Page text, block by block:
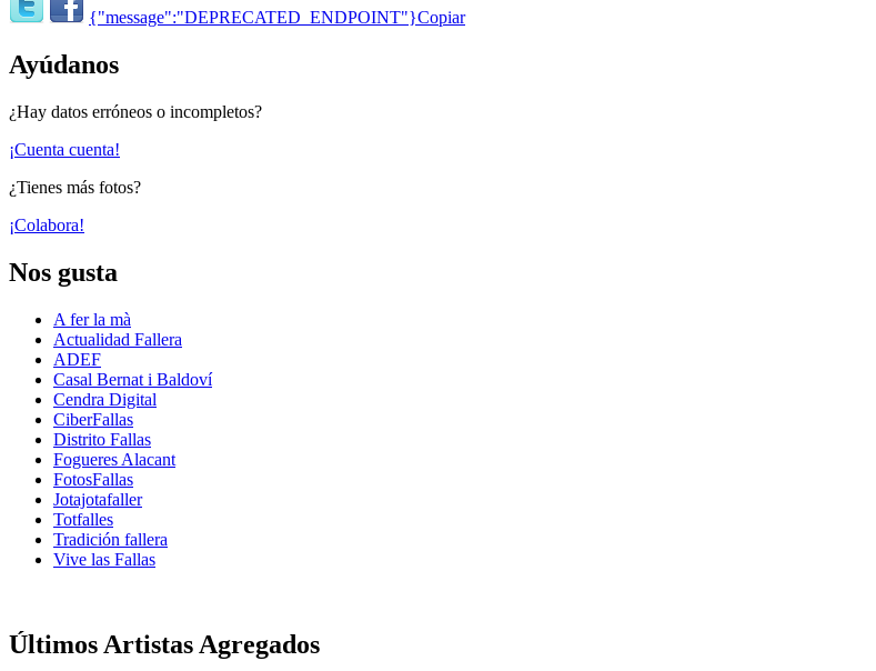
{"message":"DEPRECATED_ENDPOINT"}Copiar
Ayúdanos
¿Hay datos erróneos o incompletos?
¡Cuenta cuenta!
¿Tienes más fotos?
¡Colabora!
Nos gusta
A fer la mà
Actualidad Fallera
ADEF
Casal Bernat i Baldoví
Cendra Digital
CiberFallas
Distrito Fallas
Fogueres Alacant
FotosFallas
Jotajotafaller
Totfalles
Tradición fallera
Vive las Fallas
Últimos Artistas Agregados